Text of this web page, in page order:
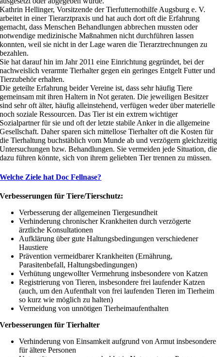
Kathrin Hellinger, Vorsitzende der Tierfutternothilfe Augsburg e. V.
arbeitet in einer Tierarztpraxis und hat auch dort oft die Erfahrung
gemacht, dass Menschen Behandlungen abbrechen mussten oder
notwendige medizinische Maßnahmen nicht durchführen lassen
konnten, weil sie nicht in der Lage waren die Tierarztrechnungen zu
bezahlen.
Sie hat darauf hin im Jahr 2011 eine Einrichtung gegründet, bei der
nachweislich verarmte Tierhalter gegen ein geringes Entgelt Futter und
Tierzubehör erhalten.
Die geteilte Erfahrung beider Vereine ist, dass sehr häufig Tiere
gemeinsam mit ihren Haltern in Not geraten. Die jeweiligen Besitzer
sind sehr oft älter, häufig alleinstehend, verfügen weder über materielle
noch soziale Ressourcen. Das Tier ist ein extrem wichtiger
Sozialpartner für sie und oft der letzte stabile Anker in die allgemeine
Gesellschaft. Daher sparen sich mittellose Tierhalter oft die Kosten für
die Tierhaltung buchstäblich vom Munde ab und verzögern gleichzeitig
Untersuchungen bzw. Behandlungen. Sie vermeiden jede Situation, die
dazu führen könnte, sich von ihrem geliebten Tier trennen zu müssen.
Welche Ziele hat Doc Fellnase?
Verbesserungen für Tiere/Tierschutz:
Verbesserung der allgemeinen Tiergesundheit
Verhinderung chronischer Krankheiten durch verzögerte
ärztliche Konsultationen
Aufklärung über gute Haltungsbedingungen verschiedener
Haustiere
Prävention vermeidbarer Krankheiten (Ernährung,
Parasitenbefall, Haltungsbedingungen)
Verhütung ungewollter Vermehrung insbesondere von Katzen
Registrierung von Tieren, insbesondere frei laufender Katzen
(auch, um den Aufenthalt von frei laufenden Tieren im Tierheim
so kurz wie möglich zu halten)
Vermeidung von unnötigen Tierheimaufenthalten
Verbesserungen für Tierhalter
Verhinderung von Einsamkeit aufgrund von Armut insbesondere
für ältere Personen